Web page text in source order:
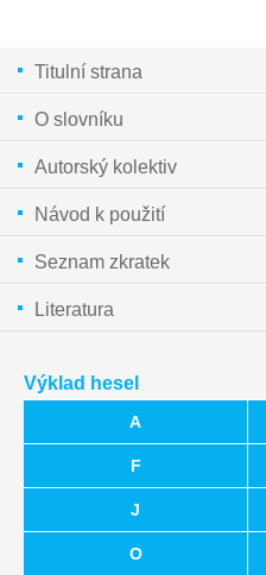
Titulní strana
O slovníku
Autorský kolektiv
Návod k použití
Seznam zkratek
Literatura
Výklad hesel
A
F
J
O